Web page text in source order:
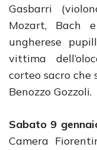
Gasbarri
Mozart, Bach
ungherese
vittima
corteo sacro che
Benozzo Gozzoli.
Sabato 9
Camera